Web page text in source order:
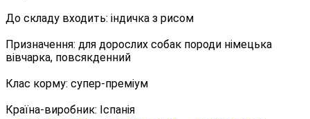
До складу входить: індичка з рисом
Призначення: для дорослих собак породи німецька
вівчарка, повсякденний
Клас корму: супер-преміум
Країна-виробник: Іспанія